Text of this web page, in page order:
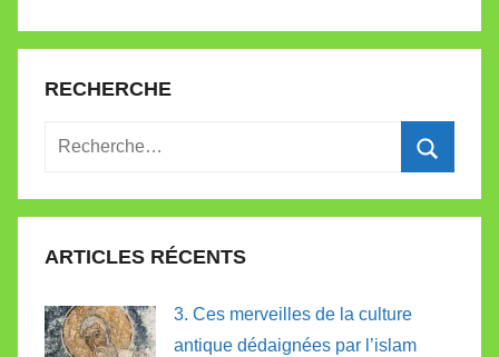
RECHERCHE
Recherche
:
ARTICLES RÉCENTS
3. Ces merveilles de la culture
antique dédaignées par l’islam